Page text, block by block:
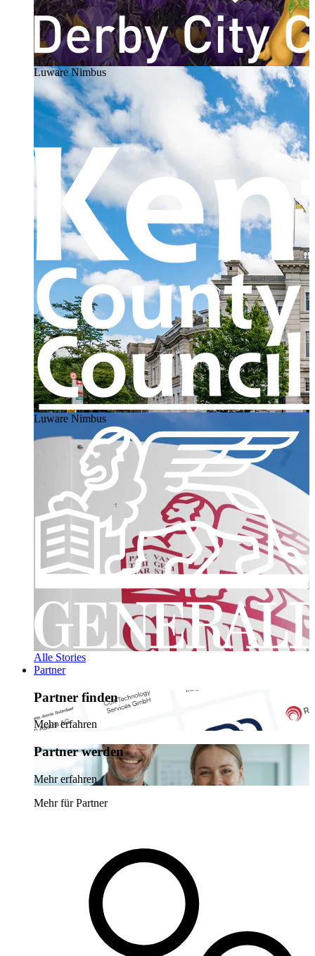
Luware Nimbus
Luware Nimbus
Alle Stories
Partner
Partner finden
Mehr erfahren
Partner werden
Mehr erfahren
Mehr für Partner